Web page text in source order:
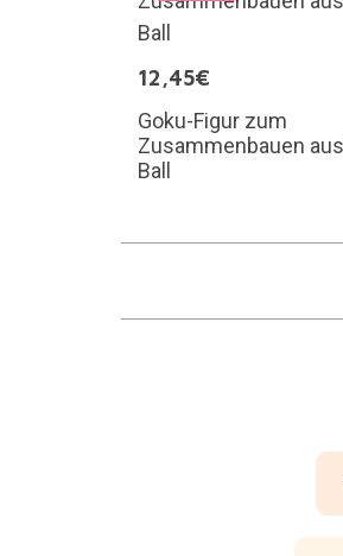
12,45€
Goku-Figur zum
Zusammenbauen
Ball